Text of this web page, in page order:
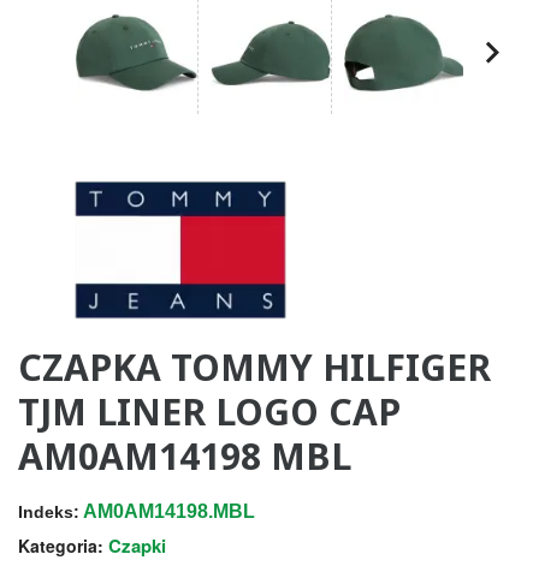
CZAPKA TOMMY HILFIGER
TJM LINER LOGO CAP
AM0AM14198 MBL
Indeks: AM0AM14198.MBL
Kategoria: Czapki